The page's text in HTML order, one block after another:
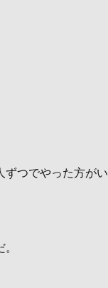
つでやった方がい